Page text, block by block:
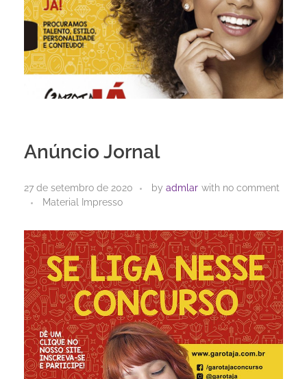
Anúncio Jornal
27 de setembro de 2020 by admlar with no comment
Material Impresso